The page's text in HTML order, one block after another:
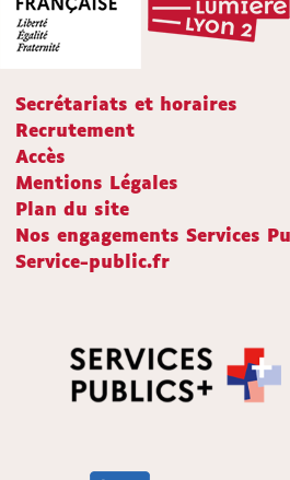
Secrétariats et horaires
Recrutement
Accès
Mentions Légales
Plan du site
Nos engagements Services
Service-public.fr